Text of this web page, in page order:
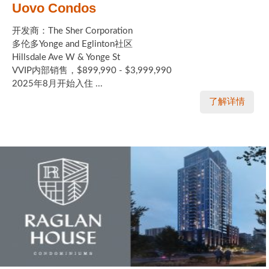
Uovo Condos
开发商：The Sher Corporation
多伦多Yonge and Eglinton社区
Hillsdale Ave W & Yonge St
VVIP内部销售，$899,990 - $3,999,990
2025年8月开始入住 ...
了解详情